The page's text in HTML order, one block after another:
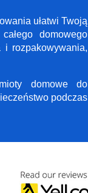
ułatwi Twoją
domowego
i rozpakowywania,
domowe do
podczas